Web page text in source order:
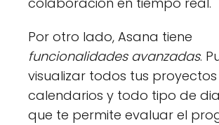
Por otro lado, Asana tiene
funcionalidades avanzadas.
visualizar todos tus proyectos
calendarios y todo tipo de
que te permite evaluar el